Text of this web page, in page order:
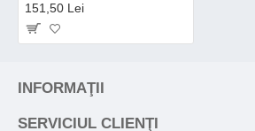
151,50 Lei
INFORMAŢII
SERVICIUL CLIENŢI